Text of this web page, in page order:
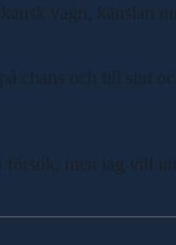
vagn, känslan
chans och till slut
men jag vill